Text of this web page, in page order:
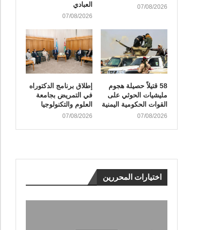
07/08/2026
العبادي
07/08/2026
58 قتيلاً حصيلة هجوم
مليشيات الحوثي على
القوات الحكومية اليمنية
07/08/2026
إطلاق برنامج الدكتوراه
في التمريض بجامعة
العلوم والتكنولوجيا
07/08/2026
اختيارات المحررين